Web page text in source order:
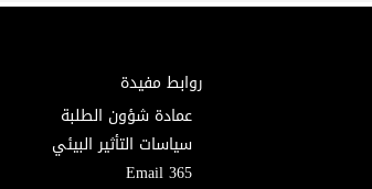
روابط مفيدة
عمادة شؤون الطلبة
سياسات التأثير البيئي
Email 365